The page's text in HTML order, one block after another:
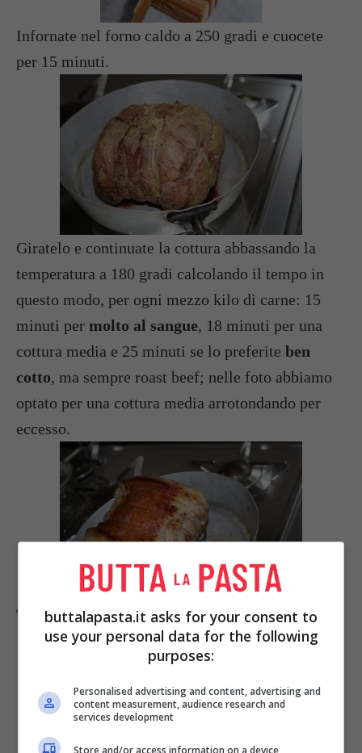
Infornate nel forno caldo a 250 gradi e cuocete
per 15 minuti.
Giratelo e continuate la cottura abbassando la
temperatura a 180 gradi calcolando il tempo in
questo modo, per ogni mezzo kilo di carne: 15
minuti per molto al sangue, 18 minuti per una
cottura media e 25 minuti se lo preferite ben
cotto, ma sempre roast beef; nelle foto abbiamo
optato per una cottura media arrotondando per
eccesso.
Togliete dal forno.
buttalapasta.it asks for your consent to
use your personal data for the following
purposes:
Personalised advertising and content, advertising and
content measurement, audience research and
services development
Store and/or access information on a device